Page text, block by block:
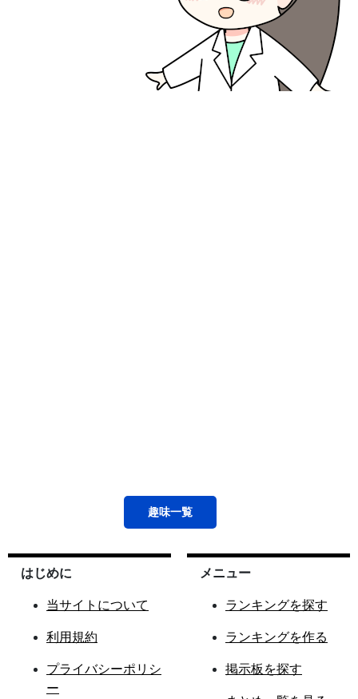
趣味一覧
はじめに
当サイトについて
利用規約
プライバシーポリシ
ー
メニュー
ランキングを探す
ランキングを作る
掲示板を探す